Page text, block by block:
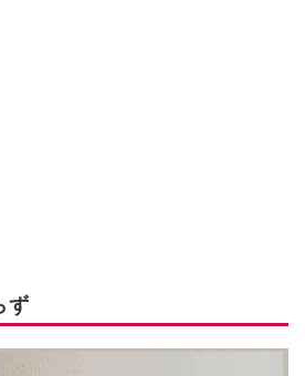
ず